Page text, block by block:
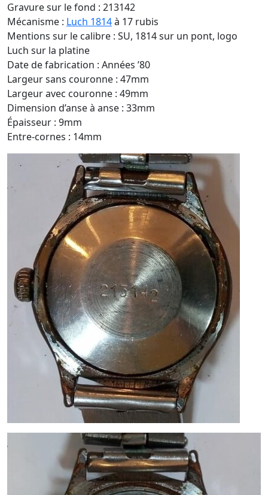
Gravure sur le fond : 213142
Mécanisme : Luch 1814à 17 rubis
Mentions sur le calibre : SU, 1814 sur un pont, logo
Luch sur la platine
Date de fabrication : Années ’80
Largeur sans couronne : 47mm
Largeur avec couronne : 49mm
Dimension d’anse à anse : 33mm
Épaisseur : 9mm
Entre-cornes : 14mm